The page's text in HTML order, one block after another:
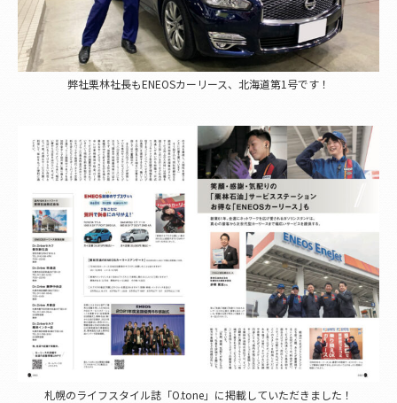
弊社栗林社長もENEOSカーリース、北海道第1号です！
札幌のライフスタイル誌「O.tone」に掲載していただきました！